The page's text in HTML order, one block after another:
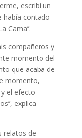
escribí un
había contado
Cama’’.
compañeros y
momento del
que acaba de
momento,
el efecto
explica
relatos de